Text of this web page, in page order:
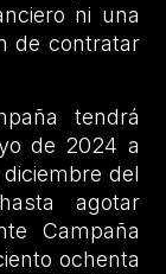
ni una
de contratar
tendrá
de 2024 a
del
agotar
Campaña
ochenta